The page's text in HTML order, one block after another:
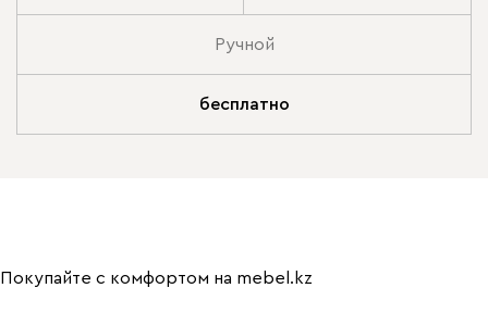
Ручной
бесплатно
Покупайте с комфортом на mebel.kz